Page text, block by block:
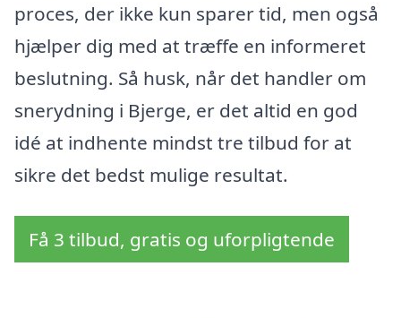
proces, der ikke kun sparer tid, men også
hjælper dig med at træffe en informeret
beslutning. Så husk, når det handler om
snerydning i Bjerge, er det altid en god
idé at indhente mindst tre tilbud for at
sikre det bedst mulige resultat.
Få 3 tilbud, gratis og uforpligtende